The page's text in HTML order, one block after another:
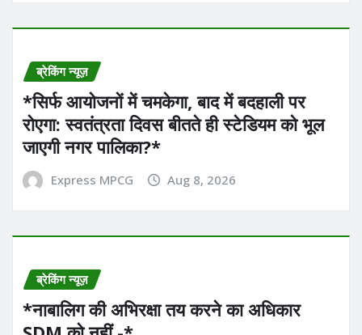
ब्रेकिंग न्यूज़
*सिर्फ आयोजनों में चमकेगा, बाद में बदहाली पर
रोएगा: स्वतंत्रता दिवस बीतते ही स्टेडियम को भूल
जाएगी नगर पालिका?*
Express MPCG Aug 8, 2026
ब्रेकिंग न्यूज़
*नाबालिग की अभिरक्षा तय करने का अधिकार